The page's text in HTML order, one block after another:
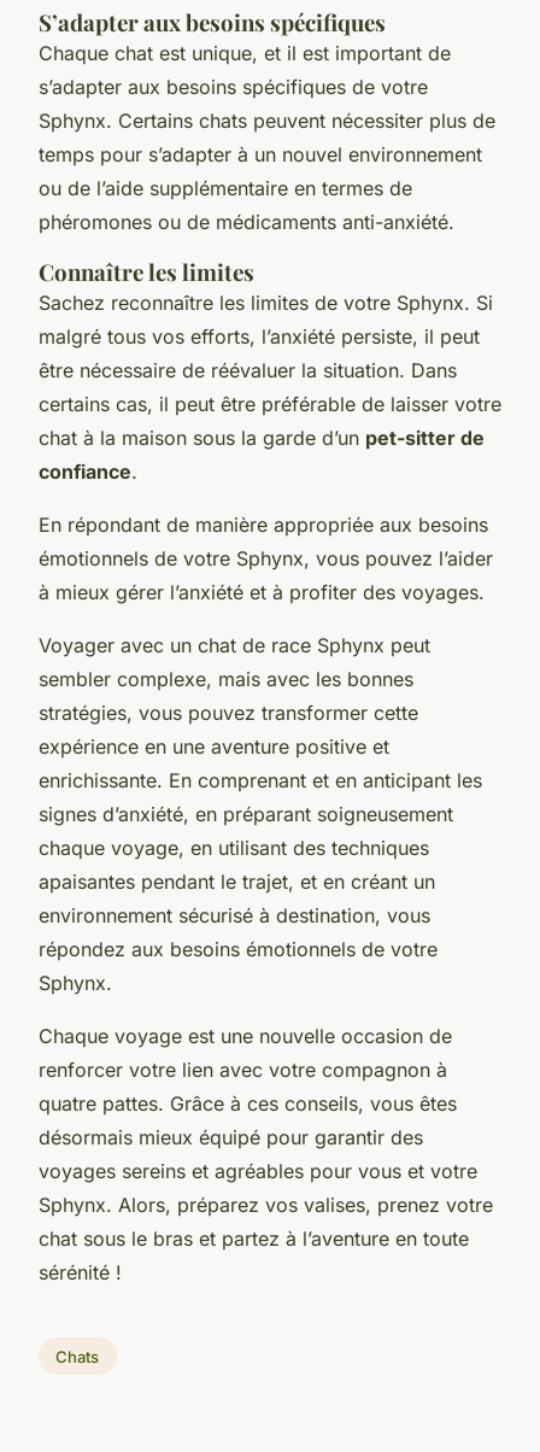
S’adapter aux besoins spécifiques
Chaque chat est unique, et il est important de
s’adapter aux besoins spécifiques de votre
Sphynx. Certains chats peuvent nécessiter plus de
temps pour s’adapter à un nouvel environnement
ou de l’aide supplémentaire en termes de
phéromones ou de médicaments anti-anxiété.
Connaître les limites
Sachez reconnaître les limites de votre Sphynx. Si
malgré tous vos efforts, l’anxiété persiste, il peut
être nécessaire de réévaluer la situation. Dans
certains cas, il peut être préférable de laisser votre
chat à la maison sous la garde d’un pet-sitter de
confiance.
En répondant de manière appropriée aux besoins
émotionnels de votre Sphynx, vous pouvez l’aider
à mieux gérer l’anxiété et à profiter des voyages.
Voyager avec un chat de race Sphynx peut
sembler complexe, mais avec les bonnes
stratégies, vous pouvez transformer cette
expérience en une aventure positive et
enrichissante. En comprenant et en anticipant les
signes d’anxiété, en préparant soigneusement
chaque voyage, en utilisant des techniques
apaisantes pendant le trajet, et en créant un
environnement sécurisé à destination, vous
répondez aux besoins émotionnels de votre
Sphynx.
Chaque voyage est une nouvelle occasion de
renforcer votre lien avec votre compagnon à
quatre pattes. Grâce à ces conseils, vous êtes
désormais mieux équipé pour garantir des
voyages sereins et agréables pour vous et votre
Sphynx. Alors, préparez vos valises, prenez votre
chat sous le bras et partez à l’aventure en toute
sérénité !
Chats